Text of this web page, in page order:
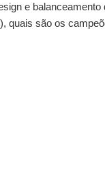
e
quais são os